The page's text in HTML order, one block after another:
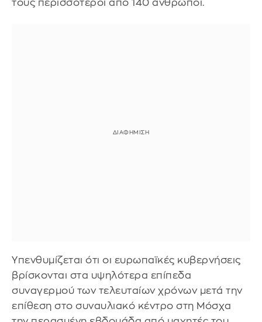
τους περισσότεροι από 140 άνθρωποι.
Υπενθυμίζεται ότι οι ευρωπαϊκές κυβερνήσεις
βρίσκονται στα υψηλότερα επίπεδα
συναγερμού των τελευταίων χρόνων μετά την
επίθεση στο συναυλιακό κέντρο στη Μόσχα